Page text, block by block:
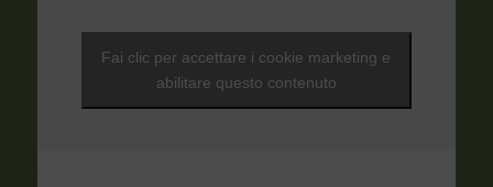
Fai clic per accettare i cookie marketing e
abilitare questo contenuto